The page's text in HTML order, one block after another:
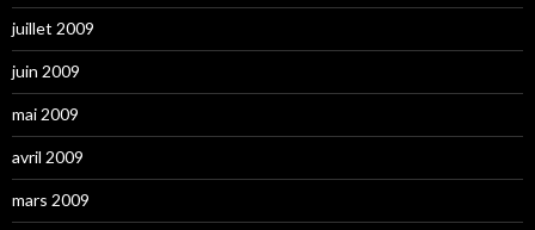
juillet 2009
juin 2009
mai 2009
avril 2009
mars 2009